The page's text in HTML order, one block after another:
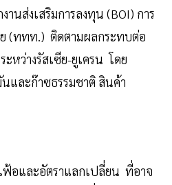
านส่งเสริมการลงทุน (BOI) การ
(ททท.) ติดตามผลกระทบต่อ
หว่างรัสเซีย-ยูเครน โดย
และก๊าซธรรมชาติ สินค้า
ฟ้อและอัตราแลกเปลี่ยน ที่อาจ